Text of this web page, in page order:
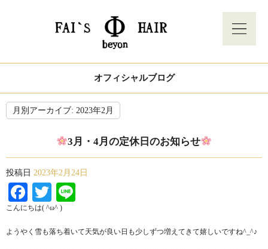
オフィシャルブログ
月別アーカイブ: 2023年2月
3月・4月の定休日のお知らせ
投稿日 2023年2月24日
Facebook
Twitter
こんにちは( ^ω^ )
ようやく雪も落ち着いて天気が良い日も少しずつ増えてきて嬉しいですね^_^♪